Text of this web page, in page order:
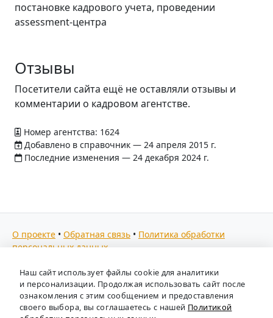
постановке кадрового учета, проведении
assessment-центра
Отзывы
Посетители сайта ещё не оставляли отзывы и
комментарии о кадровом агентстве.
Номер агентства: 1624
Добавлено в справочник — 24 апреля 2015 г.
Последние изменения — 24 декабря 2024 г.
О проекте • Обратная связь • Политика обработки
персональных данных
Мы собираем отзывы, составляем рейтинги и
предоставляем всю информацию о кадровых агентствах
России. Также анализируем ключевые тенденции рынка
труда: отслеживаем динамику зарплат, уровень
Наш сайт использует файлы cookie для аналитики
и персонализации. Продолжая использовать сайт после
ознакомления с этим сообщением и предоставления
своего выбора, вы соглашаетесь с нашей Политикой